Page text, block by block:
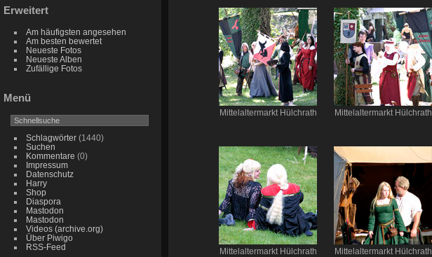
Erweitert
Am häufigsten angesehen
Am besten bewertet
Neueste Fotos
Neueste Alben
Zufällige Fotos
Menü
Schlagwörter(1440)
Suchen
Kommentare (0)
Impressum
Datenschutz
Harry
Shop
Diaspora
Mastodon
Mastodon
Videos (archive.org)
Über Piwigo
RSS-Feed
Mittelaltermarkt Hülchrath Mittelaltermarkt Hülchrath
Mittelaltermarkt Hülchrath Mittelaltermarkt Hülchrath